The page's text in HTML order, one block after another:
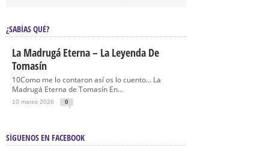
¿SABÍAS QUÉ?
La Madrugá Eterna – La Leyenda De
Tomasín
10Como me lo contaron así os lo cuento… La
Madrugá Eterna de Tomasín En...
10 marzo 2026 0
SÍGUENOS EN FACEBOOK